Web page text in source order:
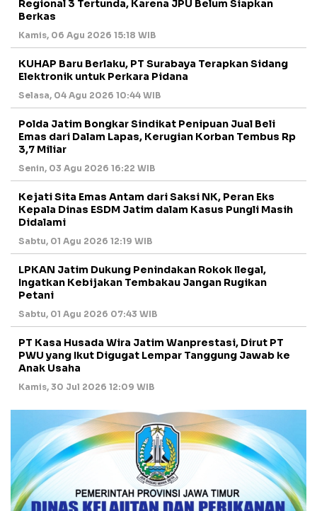
Regional 3 Tertunda, Karena JPU Belum Siapkan
Berkas
Kamis, 06 Agu 2026 15:18 WIB
KUHAP Baru Berlaku, PT Surabaya Terapkan Sidang
Elektronik untuk Perkara Pidana
Selasa, 04 Agu 2026 10:44 WIB
Polda Jatim Bongkar Sindikat Penipuan Jual Beli
Emas dari Dalam Lapas, Kerugian Korban Tembus Rp
3,7 Miliar
Senin, 03 Agu 2026 16:22 WIB
Kejati Sita Emas Antam dari Saksi NK, Peran Eks
Kepala Dinas ESDM Jatim dalam Kasus Pungli Masih
Didalami
Sabtu, 01 Agu 2026 12:19 WIB
LPKAN Jatim Dukung Penindakan Rokok Ilegal,
Ingatkan Kebijakan Tembakau Jangan Rugikan
Petani
Sabtu, 01 Agu 2026 07:43 WIB
PT Kasa Husada Wira Jatim Wanprestasi, Dirut PT
PWU yang Ikut Digugat Lempar Tanggung Jawab ke
Anak Usaha
Kamis, 30 Jul 2026 12:09 WIB